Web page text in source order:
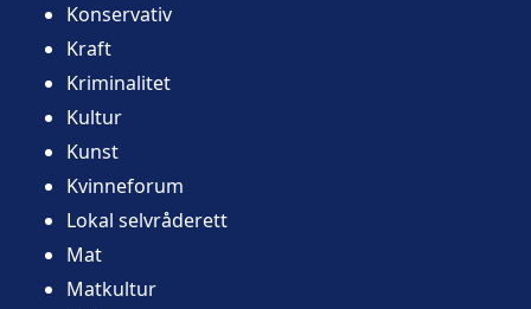
Konservativ
Kraft
Kriminalitet
Kultur
Kunst
Kvinneforum
Lokal selvråderett
Mat
Matkultur